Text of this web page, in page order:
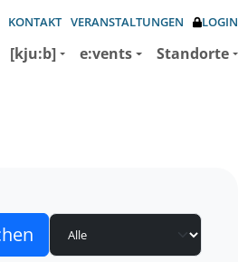
KONTAKT VERANSTALTUNGEN LOGIN
[kju:b] e:vents Standorte